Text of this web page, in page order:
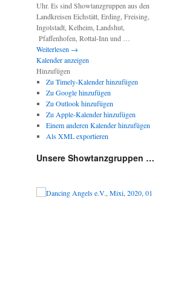
Uhr. Es sind Showtanzgruppen aus den
Landkreisen Eichstätt, Erding, Freising,
Ingolstadt, Kelheim, Landshut,
Pfaffenhofen, Rottal-Inn und …
Weiterlesen →
Kalender anzeigen
Hinzufügen
Zu Timely-Kalender hinzufügen
Zu Google hinzufügen
Zu Outlook hinzufügen
Zu Apple-Kalender hinzufügen
Einem anderen Kalender hinzufügen
Als XML exportieren
Unsere Showtanzgruppen …